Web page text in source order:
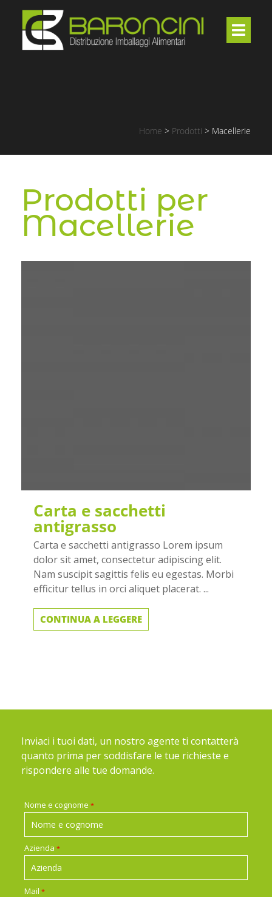
Home > Prodotti > Macellerie
Prodotti per
Macellerie
Carta e sacchetti
antigrasso
Carta e sacchetti antigrasso Lorem ipsum
dolor sit amet, consectetur adipiscing elit.
Nam suscipit sagittis felis eu egestas. Morbi
efficitur tellus in orci aliquet placerat. ...
CONTINUA A LEGGERE
Inviaci i tuoi dati, un nostro agente ti contatterà
quanto prima per soddisfare le tue richieste e
rispondere alle tue domande.
Nome e cognome *
Azienda *
Mail *